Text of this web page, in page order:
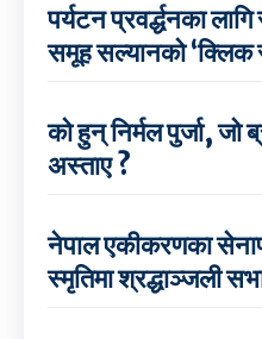
पर्यटन प्रवर्द्धनका
समूह सल्यानको ‘क्लिक
को हुन् निर्मल पुर्जा, जो
अस्ताए ?
नेपाल एकीकरणका
स्मृतिमा श्रद्धाञ्जली